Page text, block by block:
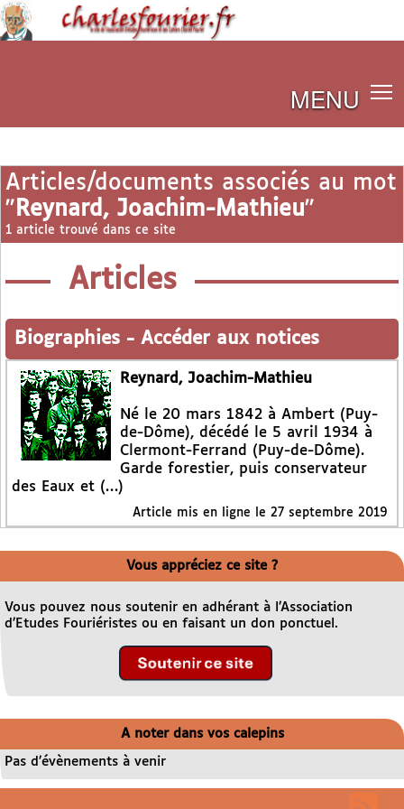
MENU
Articles/documents associés au mot
" Reynard, Joachim-Mathieu"
1 article trouvé dans ce site
Articles
Biographies - Accéder aux notices
Reynard, Joachim-Mathieu
Né le 20 mars 1842 à Ambert (Puy-
de-Dôme), décédé le 5 avril 1934 à
Clermont-Ferrand (Puy-de-Dôme).
Garde forestier, puis conservateur
des Eaux et (…)
Article mis en ligne le 27 septembre 2019
Vous appréciez ce site ?
Vous pouvez nous soutenir en adhérant à l’Association
d’Etudes Fouriéristes ou en faisant un don ponctuel.
A noter dans vos calepins
Pas d’évènements à venir